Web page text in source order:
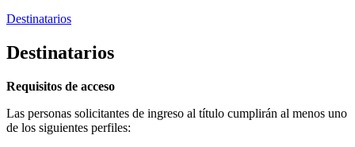
Destinatarios
Destinatarios
Requisitos de acceso
Las personas solicitantes de ingreso al título cumplirán al menos uno
de los siguientes perfiles: